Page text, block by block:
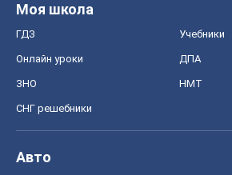
Моя школа
ГДЗ Учебники
Онлайн уроки ДПА
ЗНО НМТ
СНГ решебники
Авто